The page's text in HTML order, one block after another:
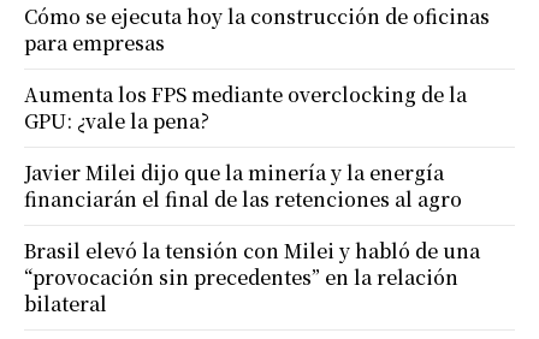
Cómo se ejecuta hoy la construcción de oficinas
para empresas
Aumenta los FPS mediante overclocking de la
GPU: ¿vale la pena?
Javier Milei dijo que la minería y la energía
financiarán el final de las retenciones al agro
Brasil elevó la tensión con Milei y habló de una
“provocación sin precedentes” en la relación
bilateral